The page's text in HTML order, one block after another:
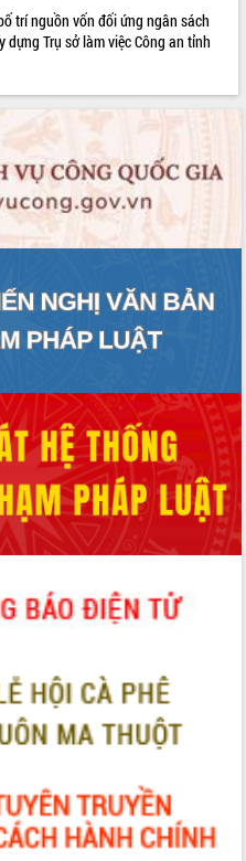
trí nguồn vốn đối ứng ngân sách
Trụ sở làm việc Công an tỉnh